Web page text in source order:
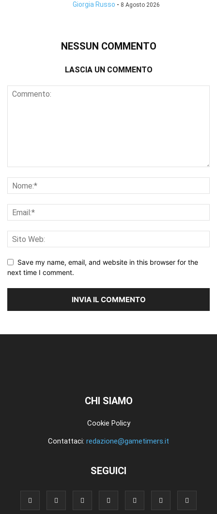
Giorgia Russo - 8 Agosto 2026
NESSUN COMMENTO
LASCIA UN COMMENTO
Save my name, email, and website in this browser for the
next time I comment.
CHI SIAMO
Cookie Policy
Contattaci: redazione@gametimers.it
SEGUICI